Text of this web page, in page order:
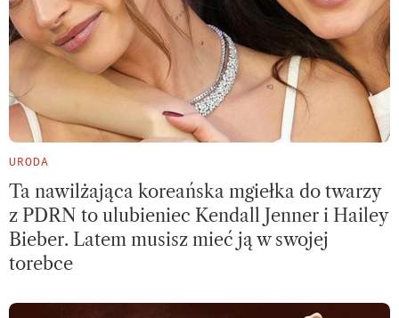
URODA
Ta nawilżająca koreańska mgiełka do twarzy
z PDRN to ulubieniec Kendall Jenner i Hailey
Bieber. Latem musisz mieć ją w swojej
torebce